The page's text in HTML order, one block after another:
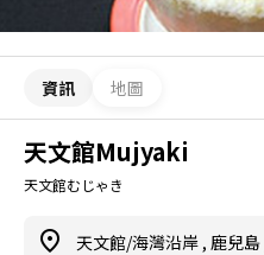
資訊 地圖
天文館Mujyaki
天文館むじゃき
天文館/海灣沿岸 , 鹿兒島